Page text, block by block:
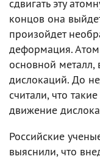
сдвигать эту
концов она
произойдет
деформация.
основной металл,
дислокаций. До
считали, что
движение
Российские
выяснили, что